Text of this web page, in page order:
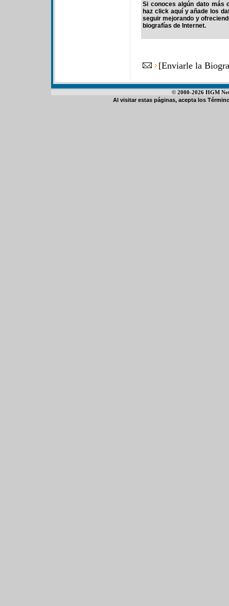
Si conoces algún dato más
haz click aquí y añade los
seguir mejorando y
biografías de Internet.
[Enviarle la
© 2000-2026 HGM
Al visitar estas páginas, acepta los